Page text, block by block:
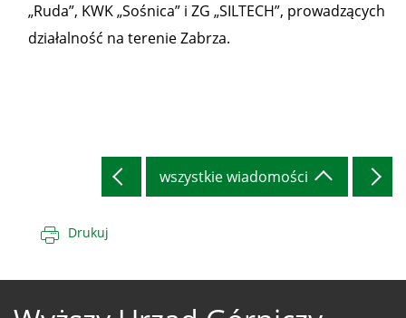
„Ruda”, KWK „Sośnica” i ZG „SILTECH”, prowadzących
działalność na terenie Zabrza.
wszystkie wiadomości
Drukuj